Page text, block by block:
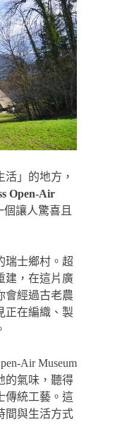
」的地方，
Open-Air
個讓人驚喜且
瑞士鄉村。超
建，在這片廣
會經過古老農
正在編織、製
Air Museum
的氣味，聽得
傳統工藝。這
間與生活方式